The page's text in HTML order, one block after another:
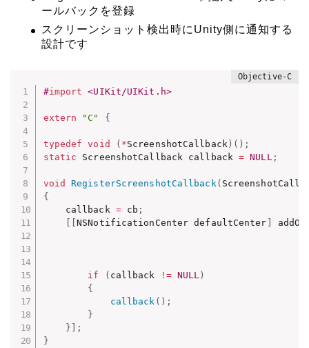
ールバックを登録
スクリーンショット検出時にUnity側に通知する
設計です
#import <UIKit/UIKit.h>
extern "C" {
typedef void ( *ScreenshotCallback) ( ) ;
static ScreenshotCallback callback = NULL;
void RegisterScreenshotCallback(
{
    callback
= cb ;
[NSNotificationCenter defaultCenter
if
( callback != NULL )
{
callback ( ) ;
}
}
;
}